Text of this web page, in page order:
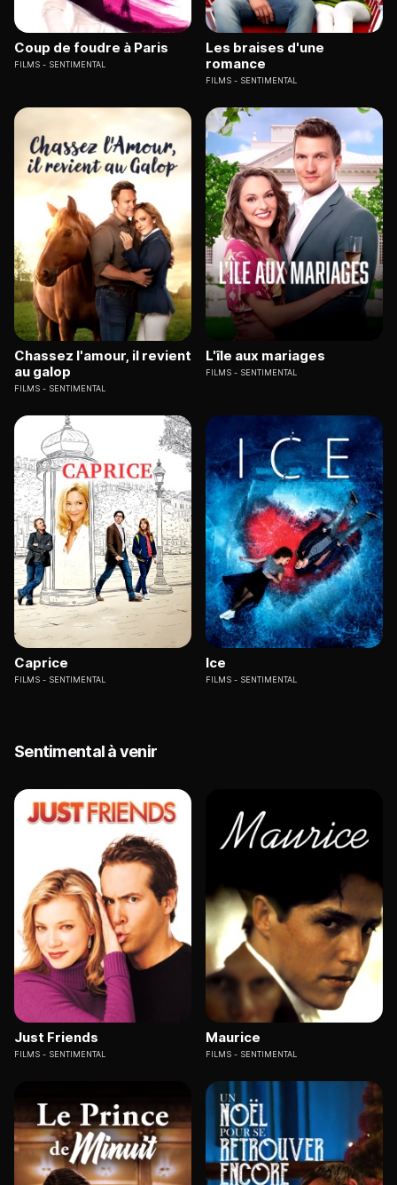
Coup de foudre à Paris
FILMS SENTIMENTAL
Les braises d'une
romance
FILMS SENTIMENTAL
Chassez l'amour, il revient
au galop
FILMS SENTIMENTAL
L'île aux mariages
FILMS SENTIMENTAL
Caprice
FILMS SENTIMENTAL
Ice
FILMS SENTIMENTAL
Sentimental à venir
Just Friends
FILMS SENTIMENTAL
Maurice
FILMS SENTIMENTAL